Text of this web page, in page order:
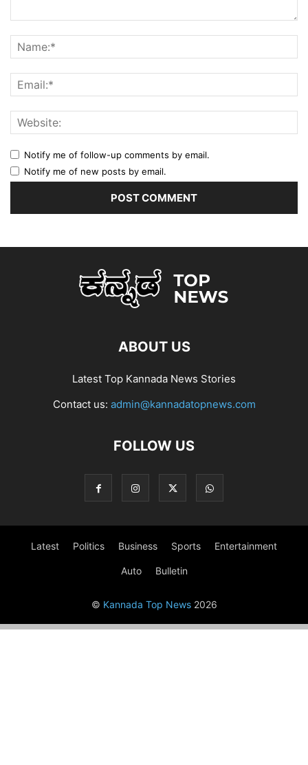
Notify me of follow-up comments by email.
Notify me of new posts by email.
ABOUT US
Latest Top Kannada News Stories
Contact us: admin@kannadatopnews.com
FOLLOW US
Latest Politics Business Sports Entertainment
Auto Bulletin
© Kannada Top News2026